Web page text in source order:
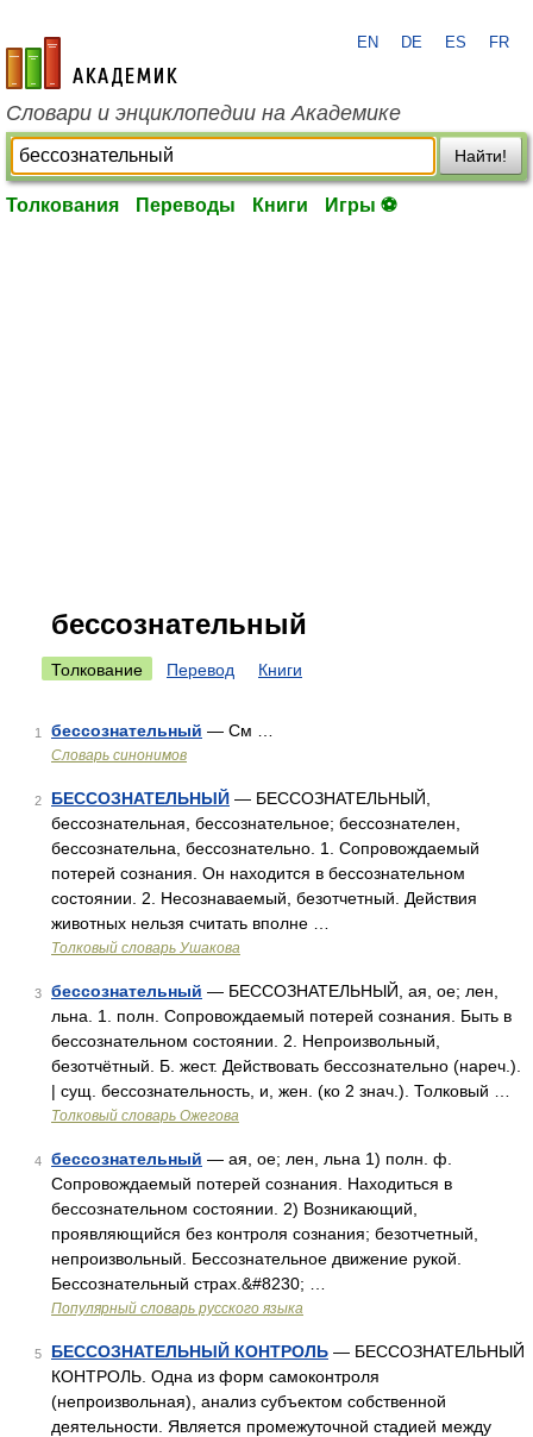
academic.ru
EN DE ES FR
Словари и энциклопедии на Академике
Найти!
Толкования Переводы Книги Игры ⚽
бессознательный
Толкование Перевод Книги
1 бессознательный — См …
Словарь синонимов
2 БЕССОЗНАТЕЛЬНЫЙ — БЕССОЗНАТЕЛЬНЫЙ,
бессознательная, бессознательное; бессознателен,
бессознательна, бессознательно. 1. Сопровождаемый
потерей сознания. Он находится в бессознательном
состоянии. 2. Несознаваемый, безотчетный. Действия
животных нельзя считать вполне …
Толковый словарь Ушакова
3 бессознательный — БЕССОЗНАТЕЛЬНЫЙ, ая, ое; лен,
льна. 1. полн. Сопровождаемый потерей сознания. Быть в
бессознательном состоянии. 2. Непроизвольный,
безотчётный. Б. жест. Действовать бессознательно (нареч.).
| сущ. бессознательность, и, жен. (ко 2 знач.). Толковый …
Толковый словарь Ожегова
4 бессознательный — ая, ое; лен, льна 1) полн. ф.
Сопровождаемый потерей сознания. Находиться в
бессознательном состоянии. 2) Возникающий,
проявляющийся без контроля сознания; безотчетный,
непроизвольный. Бессознательное движение рукой.
Бессознательный страх.&#8230; …
Популярный словарь русского языка
5 БЕССОЗНАТЕЛЬНЫЙ КОНТРОЛЬ — БЕССОЗНАТЕЛЬНЫЙ
КОНТРОЛЬ. Одна из форм самоконтроля
(непроизвольная), анализ субъектом собственной
деятельности. Является промежуточной стадией между